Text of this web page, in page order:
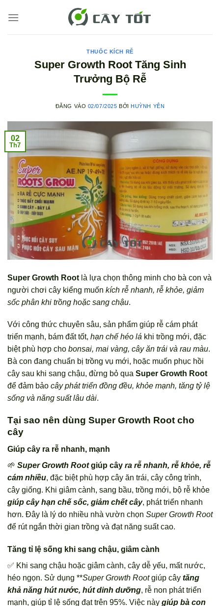
qua
THUỐC KÍCH RỄ
Super Growth Root Tăng Sinh
Trưởng Bộ Rễ
ĐĂNG VÀO 02/07/2025 BỞIHUỲNH YÊN
02
Th7
Super Growth Root là lựa chọn thông minh cho bà con và
người chơi cây kiểng muốn kích rễ nhanh, rễ khỏe, giảm
sốc phân khi trồng hoặc sang chậu.
Với công thức chuyên sâu, sản phẩm giúp rễ cám phát
triển mạnh, bám đất tốt, hạn chế héo lá khi trồng mới, đặc
biệt phù hợp cho bonsai, mai vàng, cây ăn trái và rau màu.
Bà con đang chuẩn bị trồng vụ mới, hoặc muốn phục hồi
cây sau khi sang chậu, đừng bỏ qua Super Growth Root
để đảm bảo cây phát triển đồng đều, khỏe mạnh, tăng tỷ lệ
sống và năng suất lâu dài.
Tại sao nên dùng Super Growth Root cho
cây
Giúp cây ra rễ nhanh, mạnh
🌱 Super Growth Rootgiúp cây ra rễ nhanh, rễ khỏe, rễ
cám nhiều, đặc biệt phù hợp cây ăn trái, cây công trình,
cây giống. Khi giâm cành, sang bầu, trồng mới, bộ rễ khỏe
giúp cây hạn chế sốc, giảm chết cây, phát triển nhanh
hơn. Đây là lý do nhiều nhà vườn chọn Super Growth Root
để rút ngắn thời gian trồng và đạt năng suất cao.
Tăng tỉ lệ sống khi sang chậu, giâm cành
✅ Khi sang chậu hoặc giâm cành, cây dễ yếu, mất nước,
héo ngọn. Sử dụng **Super Growth Rootgiúp cây tăng
khả năng hút nước, hút dinh dưỡng, rễ non phát triển
mạnh, giúp tỉ lệ sống đạt trên 95%. Việc này giúp bà con